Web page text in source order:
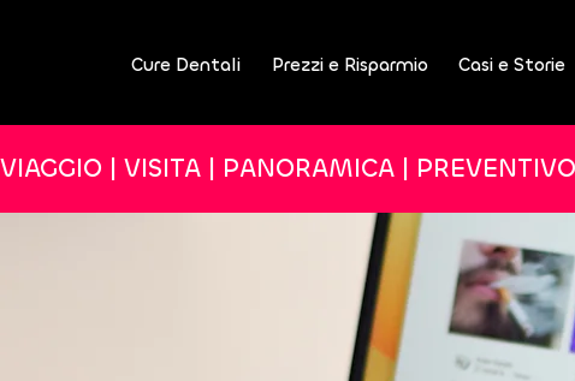
Cure Dentali Prezzi e Risparmio Casi e Storie
VIAGGIO | VISITA | PANORAMICA |